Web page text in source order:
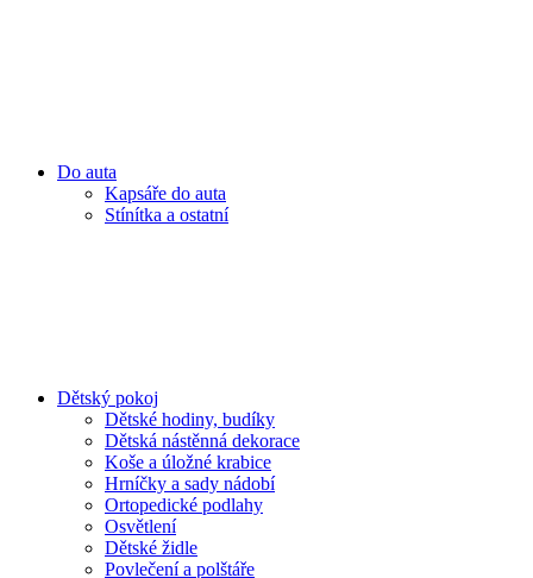
Do auta
Kapsáře do auta
Stínítka a ostatní
Dětský pokoj
Dětské hodiny, budíky
Dětská nástěnná dekorace
Koše a úložné krabice
Hrníčky a sady nádobí
Ortopedické podlahy
Osvětlení
Dětské židle
Povlečení a polštáře